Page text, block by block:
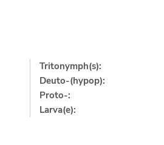
Tritonymph(s):
Deuto-(hypop):
Proto-:
Larva(e):